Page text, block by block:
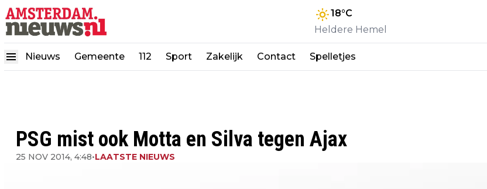
18°C
Heldere Hemel
Nieuws Gemeente 112 Sport Zakelijk Contact Spelletjes
PSG mist ook Motta en Silva tegen Ajax
25 NOV 2014, 4:48•LAATSTE NIEUWS